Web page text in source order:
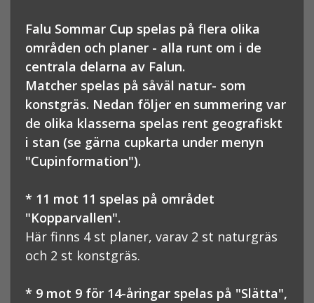
Falu Sommar Cup spelas på flera olika
områden och planer - alla runt om i de
centrala delarna av Falun.
Matcher spelas på såväl natur- som
konstgräs. Nedan följer en summering var
de olika klasserna spelas rent geografiskt
i stan (se gärna cupkarta under menyn
"Cupinformation").
* 11 mot 11 spelas på området
"Kopparvallen".
Här finns 4 st planer, varav 2 st naturgräs
och 2 st konstgräs.
* 9 mot 9 för 14-åringar spelas på "Slätta",